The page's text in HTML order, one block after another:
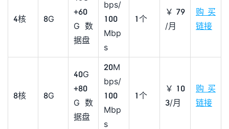
4核 8G
+60
G数
据盘
bps/
100
Mbp
s
1个
￥79
/月
购买
链接
8核 8G
40G
+80
G数
据盘
20M
bps/
100
Mbp
s
1个
￥10
3/月
购买
链接